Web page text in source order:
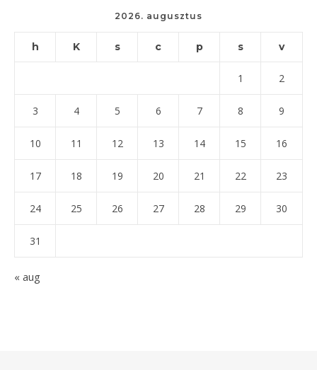
2026. augusztus
h K s c p s v
1 2
3 4 5 6 7 8 9
10 11 12 13 14 15 16
17 18 19 20 21 22 23
24 25 26 27 28 29 30
31
« aug